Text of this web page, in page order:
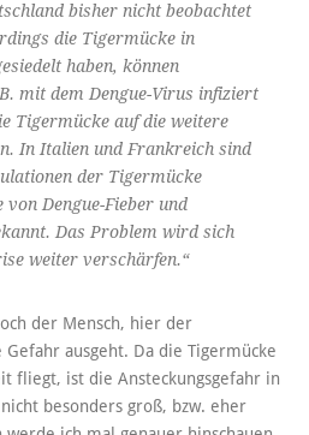
bisher nicht beobachtet
die Tigermücke in
haben, können
mit dem Dengue-Virus infiziert
Tigermücke auf die weitere
In Italien und Frankreich sind
der Tigermücke
Dengue-Fieber und
Das Problem wird sich
weiter verschärfen.“
der Mensch, hier der
ausgeht. Da die Tigermücke
fliegt, ist die Ansteckungsgefahr in
besonders groß, bzw. eher